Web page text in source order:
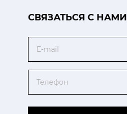
CВЯЗАТЬСЯ С НАМИ